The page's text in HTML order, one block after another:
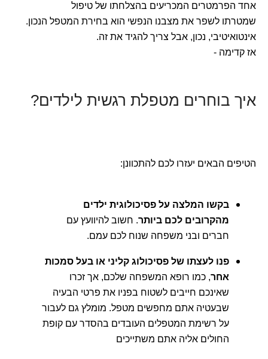
אחד הפרמטרים המכריעים בהצלחתו של טיפול
שמטרתו לשפר את מצבנו הנפשי הוא בחירת המטפל הנכון.
אינטואיטיבי, נכון, אבל צריך להגיד את זה.
אז קדימה -
איך בוחרים מטפלת רגשית לילדים?
הטיפים הבאים יעזרו לכם להתכוונן:
בקשו המלצה על פסיכולוגית ילדים
מהקרובים לכם ביותר. חשוב להיוועץ עם
חברים ובני משפחה שנוח לכם עמם.
פנו לעצתו של פסיכולוג קליני או בעל סמכות
אחר, כמו רופא המשפחה שלכם, אך זכרו
שאינכם חייבים לשטוח בפניו את פרטי הבעיה
שבעטיה אתם מחפשים מטפל. מומלץ גם לעבור
על רשימת המטפלים העובדים בהסדר עם קופת
החולים אליה אתם משתייכים